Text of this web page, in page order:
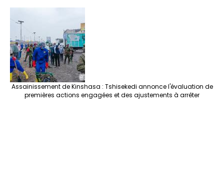
Assainissement de Kinshasa : Tshisekedi annonce l'évaluation de
premières actions engagées et des ajustements à arrêter